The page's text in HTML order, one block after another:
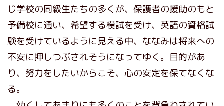
じ学校の同級生たちの多くが、保護者の援助のもと
予備校に通い、希望する模試を受け、英語の資格試
験を受けているように見える中、ななみは将来への
不安に押しつぶされそうになってゆく。目的があ
り、努力をしたいからこそ、心の安定を保てなくな
る。